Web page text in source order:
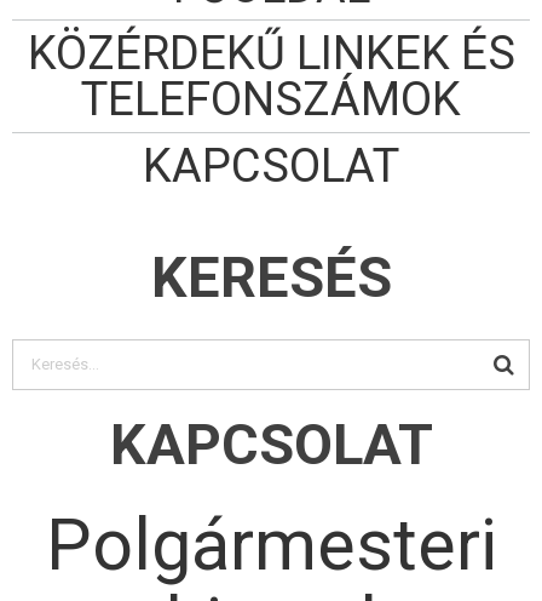
KÖZÉRDEKŰ LINKEK ÉS
TELEFONSZÁMOK
KAPCSOLAT
KERESÉS
KAPCSOLAT
Polgármesteri